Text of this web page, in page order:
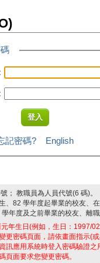
碼
記密碼? English
； 教職員為人員代號(6 碼)。
、82 學年度起畢業的校友、在
年度及之前畢業的校友、離
年生日(例如，生日：1997/
更密碼頁面，請依畫面指示(
訊應用系統時登入密碼驗證
頁面要求您變更密碼。